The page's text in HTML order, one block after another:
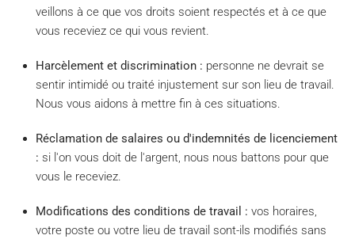
veillons à ce que vos droits soient respectés et à ce que
vous receviez ce qui vous revient.
Harcèlement et discrimination : personne ne devrait se
sentir intimidé ou traité injustement sur son lieu de travail.
Nous vous aidons à mettre fin à ces situations.
Réclamation de salaires ou d'indemnités de licenciement
: si l'on vous doit de l'argent, nous nous battons pour que
vous le receviez.
Modifications des conditions de travail : vos horaires,
votre poste ou votre lieu de travail sont-ils modifiés sans